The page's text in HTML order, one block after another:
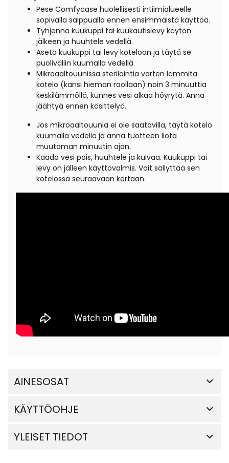
Pese Comfycase huolellisesti intiimialueelle
sopivalla saippualla ennen ensimmäistä käyttöä.
Tyhjennä kuukuppi tai kuukautislevy käytön
jälkeen ja huuhtele vedellä.
Aseta kuukuppi tai levy koteloon ja täytä se
puoliväliin kuumalla vedellä.
Mikroaaltouunissa sterilointia varten lämmitä
kotelo (kansi hieman raollaan) noin 3 minuuttia
keskilämmöllä, kunnes vesi alkaa höyrytä. Anna
jäähtyä ennen käsittelyä.
Jos mikroaaltouunia ei ole saatavilla, täytä kotelo
kuumalla vedellä ja anna tuotteen liota
muutaman minuutin ajan.
Kaada vesi pois, huuhtele ja kuivaa. Kuukuppi tai
levy on jälleen käyttövalmis. Voit säilyttää sen
kotelossa seuraavaan kertaan.
AINESOSAT
KÄYTTÖOHJE
YLEISET TIEDOT